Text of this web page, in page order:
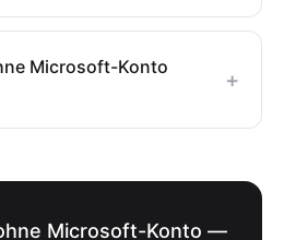
Microsoft-Konto
+
Microsoft-Konto —